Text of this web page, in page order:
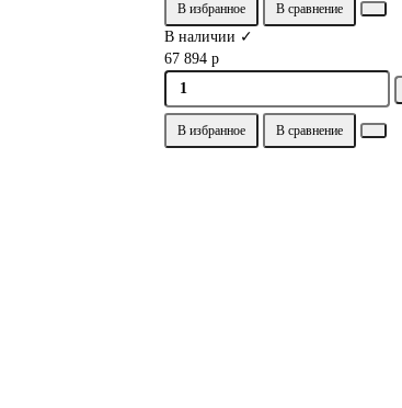
В избранное В сравнение
В наличии ✓
67 894 р
В избранное В сравнение